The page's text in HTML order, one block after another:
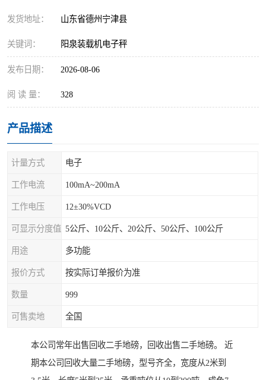
发货地址： 山东省德州宁津县
关键词： 阳泉装载机电子秤
发布日期： 2026-08-06
阅 读 量： 328
产品描述
计量方式 电子
工作电流 100mA~200mA
工作电压 12±30%VCD
可显示分度值 5公斤、10公斤、20公斤、50公斤、100公斤
用途 多功能
报价方式 按实际订单报价为准
数量 999
可售卖地 全国
本公司常年出售回收二手地磅，回收出售二手地磅。 近
期本公司回收大量二手地磅，型号齐全，宽度从2米到